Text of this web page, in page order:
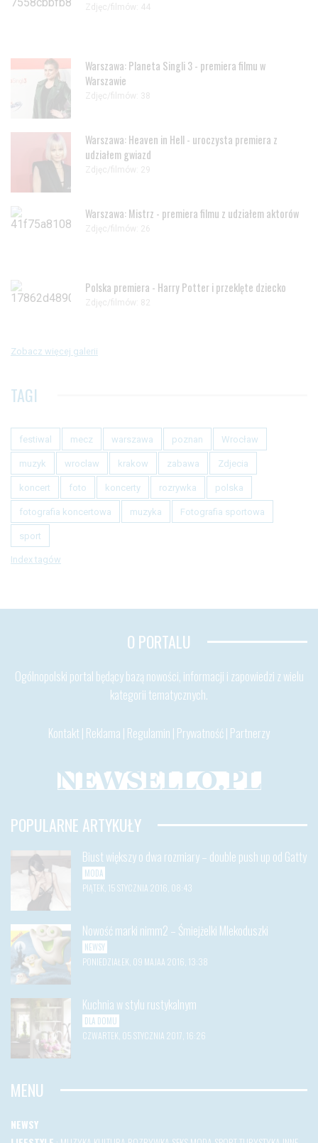
Zdjęc/filmów: 44
Warszawa: Planeta Singli 3 - premiera filmu w
Warszawie
Zdjęc/filmów: 38
Warszawa: Heaven in Hell - uroczysta premiera z
udziałem gwiazd
Zdjęc/filmów: 29
Warszawa: Mistrz - premiera filmu z udziałem aktorów
Zdjęc/filmów: 26
Polska premiera - Harry Potter i przeklęte dziecko
Zdjęc/filmów: 82
Zobacz więcej galerii
TAGI
festiwal mecz warszawa poznan Wrocław
muzyk wroclaw krakow zabawa Zdjecia
koncert foto koncerty rozrywka polska
fotografia koncertowa muzyka Fotografia sportowa
sport
Index tagów
O PORTALU
Ogólnopolski portal będący bazą nowości, informacji i zapowiedzi z wielu
kategorii tematycznych.
Kontakt | Reklama | Regulamin | Prywatność| Partnerzy
POPULARNE ARTYKUŁY
Biust większy o dwa rozmiary – double push up od Gatty
MODA
PIĄTEK, 15 STYCZNIA 2016, 08:43
Nowość marki nimm2 – Śmiejżelki Mlekoduszki
NEWSY
PONIEDZIAŁEK, 09 MAJAA 2016, 13:38
Kuchnia w stylu rustykalnym
DLA DOMU
CZWARTEK, 05 STYCZNIA 2017, 16:26
MENU
NEWSY